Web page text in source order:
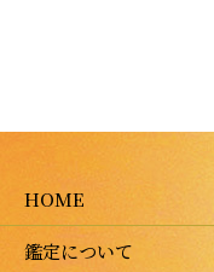
HOME
鑑定について